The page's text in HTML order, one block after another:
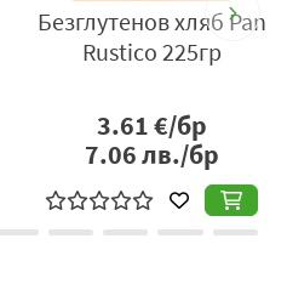
Безглутенов хляб Pan
Rustico 225гр
3.61€/бр
7.06лв./бр